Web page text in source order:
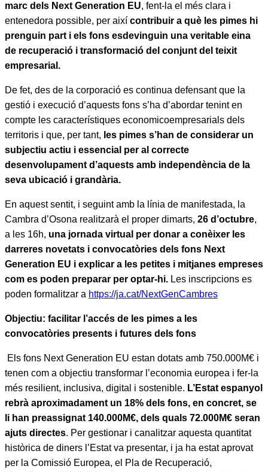
marc dels Next Generation EU, fent-la el més clara i
entenedora possible, per així contribuir a què les pimes hi
prenguin part i els fons esdevinguin una veritable eina
de recuperació i transformació del conjunt del teixit
empresarial.
De fet, des de la corporació es continua defensant que la
gestió i execució d’aquests fons s’ha d’abordar tenint en
compte les característiques economicoempresarials dels
territoris i que, per tant, les pimes s’han de considerar un
subjectiu actiu i essencial per al correcte
desenvolupament d’aquests amb independència de la
seva ubicació i grandària.
En aquest sentit, i seguint amb la línia de manifestada, la
Cambra d’Osona realitzarà el proper dimarts, 26 d’octubre,
a les 16h, una jornada virtual per donar a conèixer les
darreres novetats i convocatòries dels fons Next
Generation EU i explicar a les petites i mitjanes empreses
com es poden preparar per optar-hi. Les inscripcions es
poden formalitzar a https://ja.cat/NextGenCambres
Objectiu: facilitar l’accés de les pimes a les
convocatòries presents i futures dels fons
Els fons Next Generation EU estan dotats amb 750.000M€ i
tenen com a objectiu transformar l’economia europea i fer-la
més resilient, inclusiva, digital i sostenible. L’Estat espanyol
rebrà aproximadament un 18% dels fons, en concret, se
li han preassignat 140.000M€, dels quals 72.000M€ seran
ajuts directes. Per gestionar i canalitzar aquesta quantitat
històrica de diners l’Estat va presentar, i ja ha estat aprovat
per la Comissió Europea, el Pla de Recuperació,